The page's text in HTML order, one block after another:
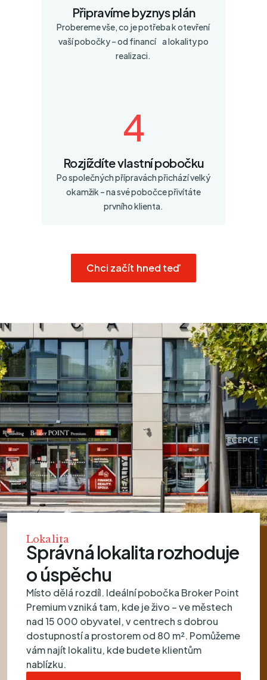
Připravíme byznys plán
Probereme vše, co je potřeba k otevření
vaší pobočky – od financí a lokality po
realizaci.
4
Rozjíždíte vlastní pobočku
Po společných přípravách přichází velký
okamžik – na své pobočce přivítáte
prvního klienta.
Chci začít hned teď
Lokalita
Správná lokalita rozhoduje
o úspěchu
Místo dělá rozdíl. Ideální pobočka Broker Point
Premium vzniká tam, kde je živo – ve městech
nad 15 000 obyvatel, v centrech s dobrou
dostupností a prostorem od 80 m². Pomůžeme
vám najít lokalitu, kde budete klientům
nablízku.